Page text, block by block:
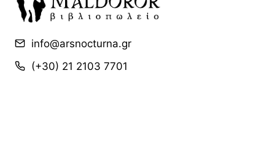
info@arsnocturna.gr
(+30) 21 2103 7701